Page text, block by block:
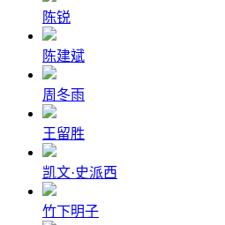
陈锐
陈建斌
周冬雨
王留胜
凯文·史派西
竹下明子